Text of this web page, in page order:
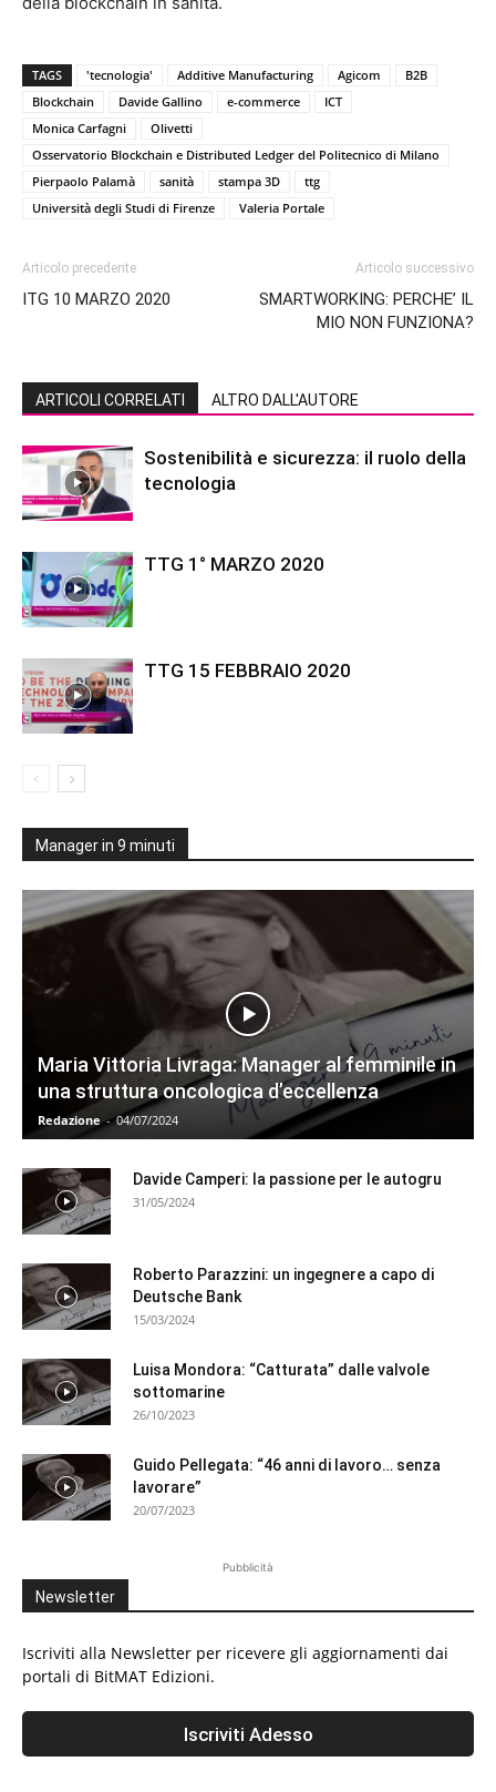
TAGS 'tecnologia' Additive Manufacturing Agicom
B2B
Blockchain
Davide Gallino e-commerce
ICT
Monica Carfagni
Olivetti
Osservatorio Blockchain e Distributed Ledger del Politecnico di Milano
Pierpaolo Palamà
sanità stampa 3D
ttg
Università degli Studi di Firenze
Valeria Portale
Articolo precedente
ITG 10 MARZO 2020
Articolo successivo
SMARTWORKING: PERCHE’ IL
MIO NON FUNZIONA?
ARTICOLI CORRELATI ALTRO DALL'AUTORE
Sostenibilità e sicurezza: il ruolo della
tecnologia
TTG 1° MARZO 2020
TTG 15 FEBBRAIO 2020
Manager in 9 minuti
Maria Vittoria Livraga: Manager al femminile in
una struttura oncologica d’eccellenza
Redazione - 04/07/2024
Davide Camperi: la passione per le autogru
31/05/2024
Roberto Parazzini: un ingegnere a capo di
Deutsche Bank
15/03/2024
Luisa Mondora: “Catturata” dalle valvole
sottomarine
26/10/2023
Guido Pellegata: “46 anni di lavoro… senza
lavorare”
20/07/2023
Pubblicità
Newsletter
Iscriviti alla Newsletter per ricevere gli aggiornamenti dai
portali di BitMAT Edizioni.